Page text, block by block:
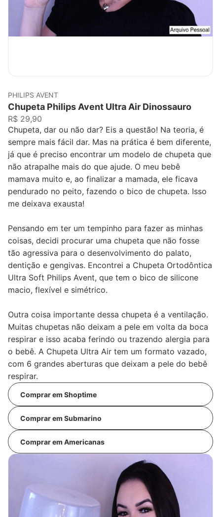
PHILIPS AVENT
Chupeta Philips Avent Ultra Air Dinossauro
R$ 29,90
Chupeta, dar ou não dar? Eis a questão! Na teoria, é
sempre mais fácil dar. Mas na prática é bem diferente,
já que é preciso encontrar um modelo de chupeta que
não atrapalhe mais do que ajude. O meu bebê
mamava muito e, ao finalizar a mamada, ele ficava
pendurado no peito, fazendo o bico de chupeta. Isso
me deixava exausta!
Pensando em ter um tempinho para fazer as minhas
coisas, decidi procurar uma chupeta que não fosse
tão agressiva para o desenvolvimento do palato,
dentição e gengivas. Encontrei a Chupeta Ortodôntica
Ultra Soft Philips Avent, que tem o bico de silicone
macio, flexível e simétrico.
Outra coisa importante dessa chupeta é a ventilação.
Muitas chupetas não deixam a pele em volta da boca
respirar e isso acaba ferindo ou trazendo alergia para
o bebê. A Chupeta Ultra Air tem um formato vazado,
com 6 grandes aberturas que deixam a pele do bebê
respirar.
Comprar em Shoptime
Comprar em Submarino
Comprar em Americanas